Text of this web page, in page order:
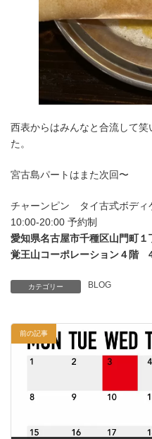
西表からはみんなと合流して
た。
宮古島パートはまた次回〜
チャーンピン タイ古式ボディ
10:00-20:00 予約制
愛知県名古屋市千種区山門町１
覚王山コーポレーション４階
カテゴリー BLOG
前の記事